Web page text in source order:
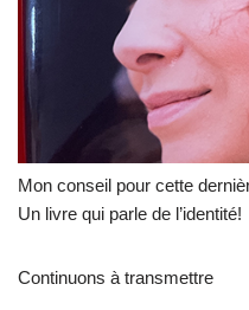
Mon conseil pour cette
Un livre qui parle de l’identité!
Continuons à transmettre